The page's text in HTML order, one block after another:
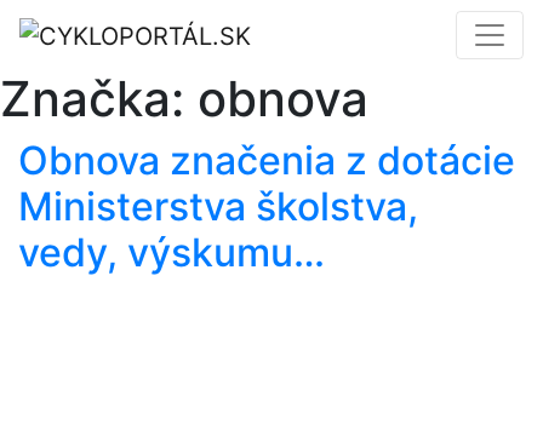
Značka: obnova
Obnova značenia z dotácie
Ministerstva školstva,
vedy, výskumu…